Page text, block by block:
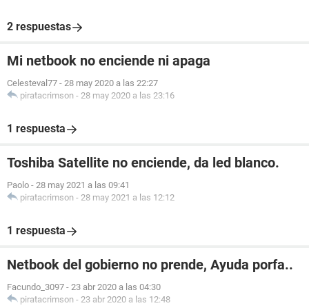
2 respuestas
Mi netbook no enciende ni apaga
Celesteval77 - 28 may 2020 a las 22:27
piratacrimson - 28 may 2020 a las 23:16
1 respuesta
Toshiba Satellite no enciende, da led blanco.
Paolo - 28 may 2021 a las 09:41
piratacrimson - 28 may 2021 a las 12:12
1 respuesta
Netbook del gobierno no prende, Ayuda porfa..
Facundo_3097 - 23 abr 2020 a las 04:30
piratacrimson - 23 abr 2020 a las 12:48